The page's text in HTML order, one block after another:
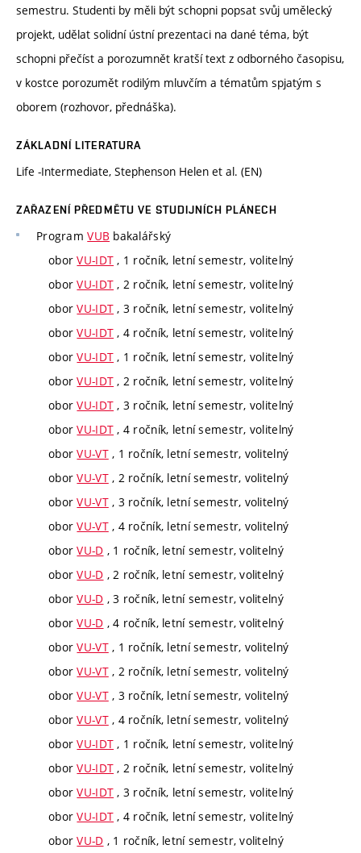
semestru. Studenti by měli být schopni popsat svůj umělecký
projekt, udělat solidní ústní prezentaci na dané téma, být
schopni přečíst a porozumnět kratší text z odborného časopisu,
v kostce porozumět rodilým mluvčím a tématům spjatým s
oborem (rozhovor, přednáška).
ZÁKLADNÍ LITERATURA
Life -Intermediate, Stephenson Helen et al. (EN)
ZAŘAZENÍ PŘEDMĚTU VE STUDIJNÍCH PLÁNECH
ProgramVUB bakalářský
oborVU-IDT , 1 ročník, letní semestr, volitelný
oborVU-IDT , 2 ročník, letní semestr, volitelný
oborVU-IDT , 3 ročník, letní semestr, volitelný
oborVU-IDT , 4 ročník, letní semestr, volitelný
oborVU-IDT , 1 ročník, letní semestr, volitelný
oborVU-IDT , 2 ročník, letní semestr, volitelný
oborVU-IDT , 3 ročník, letní semestr, volitelný
oborVU-IDT , 4 ročník, letní semestr, volitelný
oborVU-VT, 1 ročník, letní semestr, volitelný
oborVU-VT, 2 ročník, letní semestr, volitelný
oborVU-VT, 3 ročník, letní semestr, volitelný
oborVU-VT, 4 ročník, letní semestr, volitelný
oborVU-D , 1 ročník, letní semestr, volitelný
oborVU-D , 2 ročník, letní semestr, volitelný
oborVU-D , 3 ročník, letní semestr, volitelný
oborVU-D , 4 ročník, letní semestr, volitelný
oborVU-VT, 1 ročník, letní semestr, volitelný
oborVU-VT, 2 ročník, letní semestr, volitelný
oborVU-VT, 3 ročník, letní semestr, volitelný
oborVU-VT, 4 ročník, letní semestr, volitelný
oborVU-IDT , 1 ročník, letní semestr, volitelný
oborVU-IDT , 2 ročník, letní semestr, volitelný
oborVU-IDT , 3 ročník, letní semestr, volitelný
oborVU-IDT , 4 ročník, letní semestr, volitelný
oborVU-D , 1 ročník, letní semestr, volitelný